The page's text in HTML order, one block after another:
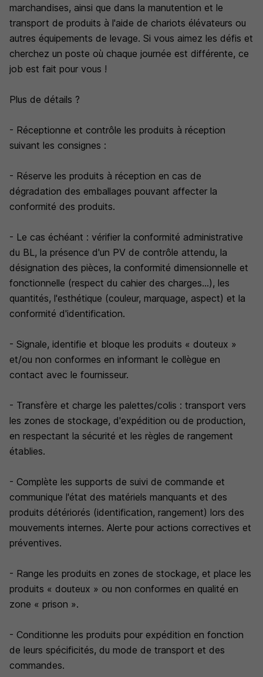
marchandises, ainsi que dans la manutention et le
transport de produits à l'aide de chariots élévateurs ou
autres équipements de levage. Si vous aimez les défis et
cherchez un poste où chaque journée est différente, ce
job est fait pour vous !
Plus de détails ?
- Réceptionne et contrôle les produits à réception
suivant les consignes :
- Réserve les produits à réception en cas de
dégradation des emballages pouvant affecter la
conformité des produits.
- Le cas échéant : vérifier la conformité administrative
du BL, la présence d'un PV de contrôle attendu, la
désignation des pièces, la conformité dimensionnelle et
fonctionnelle (respect du cahier des charges...), les
quantités, l'esthétique (couleur, marquage, aspect) et la
conformité d'identification.
- Signale, identifie et bloque les produits « douteux »
et/ou non conformes en informant le collègue en
contact avec le fournisseur.
- Transfère et charge les palettes/colis : transport vers
les zones de stockage, d'expédition ou de production,
en respectant la sécurité et les règles de rangement
établies.
- Complète les supports de suivi de commande et
communique l'état des matériels manquants et des
produits détériorés (identification, rangement) lors des
mouvements internes. Alerte pour actions correctives et
préventives.
- Range les produits en zones de stockage, et place les
produits « douteux » ou non conformes en qualité en
zone « prison ».
- Conditionne les produits pour expédition en fonction
de leurs spécificités, du mode de transport et des
commandes.